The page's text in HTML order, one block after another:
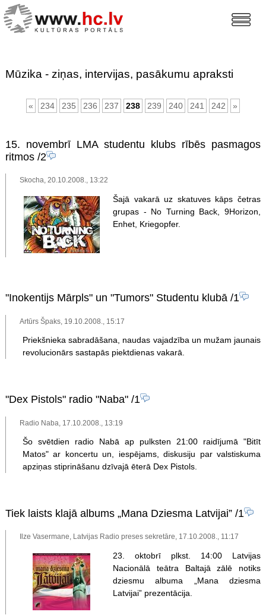
Mūzika - ziņas, intervijas, pasākumu apraksti
« 234 235 236 237 238 239 240 241 242 »
15. novembrī LMA studentu klubs rībēs pasmagos
ritmos/2
Skocha, 20.10.2008., 13:22
Šajā vakarā uz skatuves kāps četras
grupas - No Turning Back, 9Horizon,
Enhet, Kriegopfer.
"Inokentijs Mārpls" un "Tumors" Studentu klubā/1
Artūrs Špaks, 19.10.2008., 15:17
Priekšnieka sabradāšana, naudas vajadzība un mužam jaunais
revolucionārs sastapās piektdienas vakarā.
"Dex Pistols" radio "Naba"/1
Radio Naba, 17.10.2008., 13:19
Šo svētdien radio Nabā ap pulksten 21:00 raidījumā "Bitīt
Matos" ar koncertu un, iespējams, diskusiju par valstiskuma
apziņas stiprināšanu dzīvajā ēterā Dex Pistols.
Tiek laists klajā albums „Mana Dziesma Latvijai”/1
Ilze Vasermane, Latvijas Radio preses sekretāre, 17.10.2008., 11:17
23. oktobrī plkst. 14:00 Latvijas
Nacionālā teātra Baltajā zālē notiks
dziesmu albuma „Mana dziesma
Latvijai” prezentācija.